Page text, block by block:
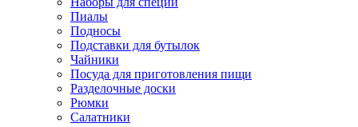
Пиалы
Подносы
Подставки для бутылок
Чайники
Посуда для приготовления пищи
Разделочные доски
Рюмки
Салатники